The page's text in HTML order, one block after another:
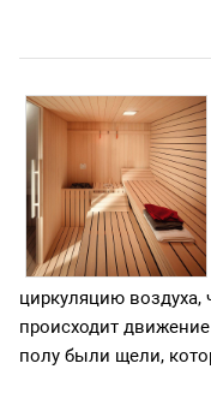
циркуляцию воздуха,
происходит
полу были щели,